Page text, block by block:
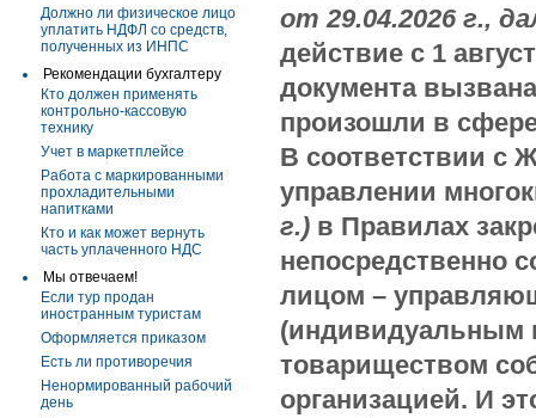
Должно ли физическое лицо
уплатить НДФЛ со средств,
полученных из ИНПС
Рекомендации бухгалтеру
Кто должен применять
контрольно-кассовую
технику
Учет в маркетплейсе
Работа с маркированными
прохладительными
напитками
Кто и как может вернуть
часть уплаченного НДС
Мы отвечаем!
Если тур продан
иностранным туристам
Оформляется приказом
Есть ли противоречия
Ненормированный рабочий
день
от 29.04.2026 г.,
действие с 1
документа
произошли в
В соответствии с
управлении
г.) в Правилах
непосредственно
лицом –
(индивидуальным
товариществом
организацией. И